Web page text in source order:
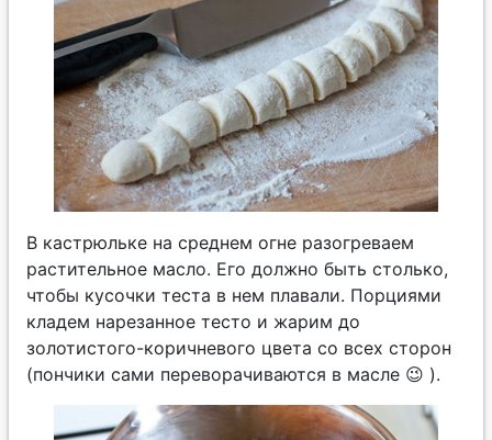
В кастрюльке на среднем огне разогреваем
растительное масло. Его должно быть столько,
чтобы кусочки теста в нем плавали. Порциями
кладем нарезанное тесто и жарим до
золотистого-коричневого цвета со всех сторон
(пончики сами переворачиваются в масле 😉 ).